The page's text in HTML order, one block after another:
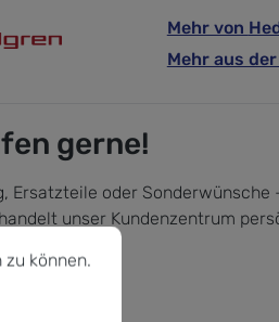
Mehr von
Mehr aus
gerne!
Ersatzteile oder Sonderwünsche
unser Kundenzentrum
Du uns
Mehr Informationen ...
können.